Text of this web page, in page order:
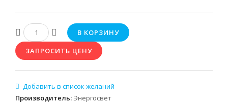
Производитель: Энергосвет